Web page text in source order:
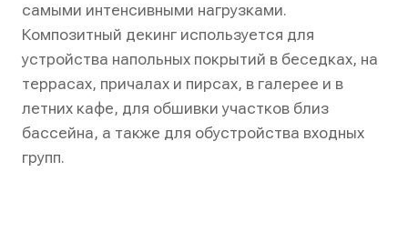
самыми интенсивными нагрузками.
Композитный декинг используется для
устройства напольных покрытий в беседках, на
террасах, причалах и пирсах, в галерее и в
летних кафе, для обшивки участков близ
бассейна, а также для обустройства входных
групп.